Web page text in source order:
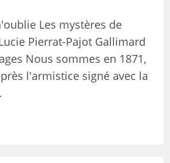
Les mystères de
Pierrat-Pajot Gallimard
Nous sommes en 1871,
l'armistice signé avec la